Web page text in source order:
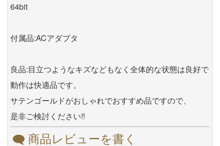
64bit
付属品:ACアダプタ
良品:目立つようなキズなどもなく全体的な状態は良好で
動作は快適品です。
サテンゴールドがおしゃれでおすすめ品ですので、
是非ご検討ください!!
商品レビューを書く